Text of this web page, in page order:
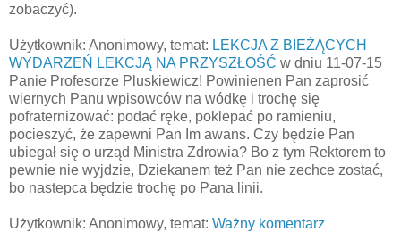
zobaczyć).
Użytkownik: Anonimowy, temat: LEKCJA Z BIEŻĄCYCH
WYDARZEŃ LEKCJĄ NA PRZYSZŁOŚĆ w dniu 11-07-15
Panie Profesorze Pluskiewicz! Powinienen Pan zaprosić
wiernych Panu wpisowców na wódkę i trochę się
pofraternizować: podać ręke, poklepać po ramieniu,
pocieszyć, że zapewni Pan Im awans. Czy będzie Pan
ubiegał się o urząd Ministra Zdrowia? Bo z tym Rektorem to
pewnie nie wyjdzie, Dziekanem też Pan nie zechce zostać,
bo nastepca będzie trochę po Pana linii.
Użytkownik: Anonimowy, temat: Ważny komentarz